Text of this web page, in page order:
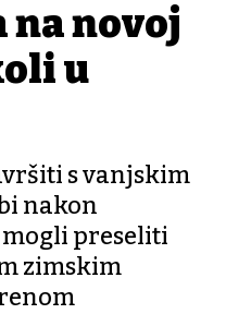
na novoj
u
s vanjskim
nakon
preseliti
zimskim